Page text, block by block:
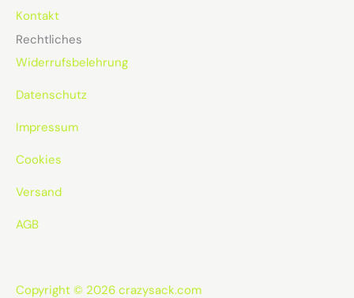
Kontakt
Rechtliches
Widerrufsbelehrung
Datenschutz
Impressum
Cookies
Versand
AGB
Copyright © 2026 crazysack.com